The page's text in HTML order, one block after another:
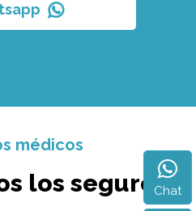
médicos
los segurosChat